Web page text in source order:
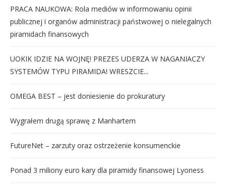
PRACA NAUKOWA: Rola mediów w informowaniu opinii
publicznej i organów administracji państwowej o nielegalnych
piramidach finansowych
UOKIK IDZIE NA WOJNĘ! PREZES UDERZA W NAGANIACZY
SYSTEMÓW TYPU PIRAMIDA! WRESZCIE...
OMEGA BEST – jest doniesienie do prokuratury
Wygrałem drugą sprawę z Manhartem
FutureNet – zarzuty oraz ostrzeżenie konsumenckie
Ponad 3 miliony euro kary dla piramidy finansowej Lyoness